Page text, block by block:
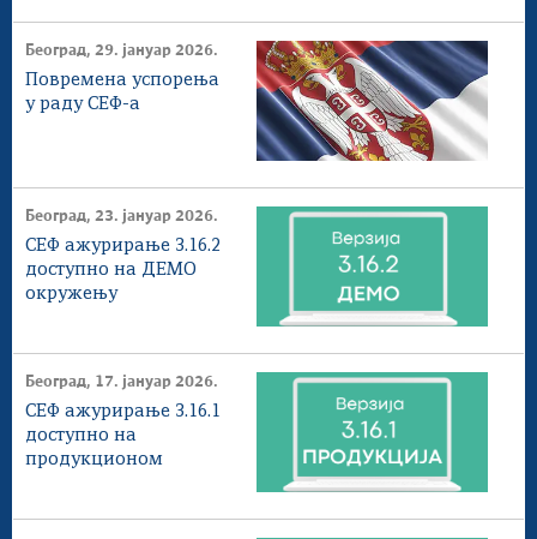
Београд, 29. јануар 2026.
Повремена успорења
у раду СЕФ-а
Београд, 23. јануар 2026.
СЕФ ажурирање 3.16.2
доступнo на ДЕМО
окружењу
Београд, 17. јануар 2026.
СЕФ ажурирање 3.16.1
доступнo на
продукционом